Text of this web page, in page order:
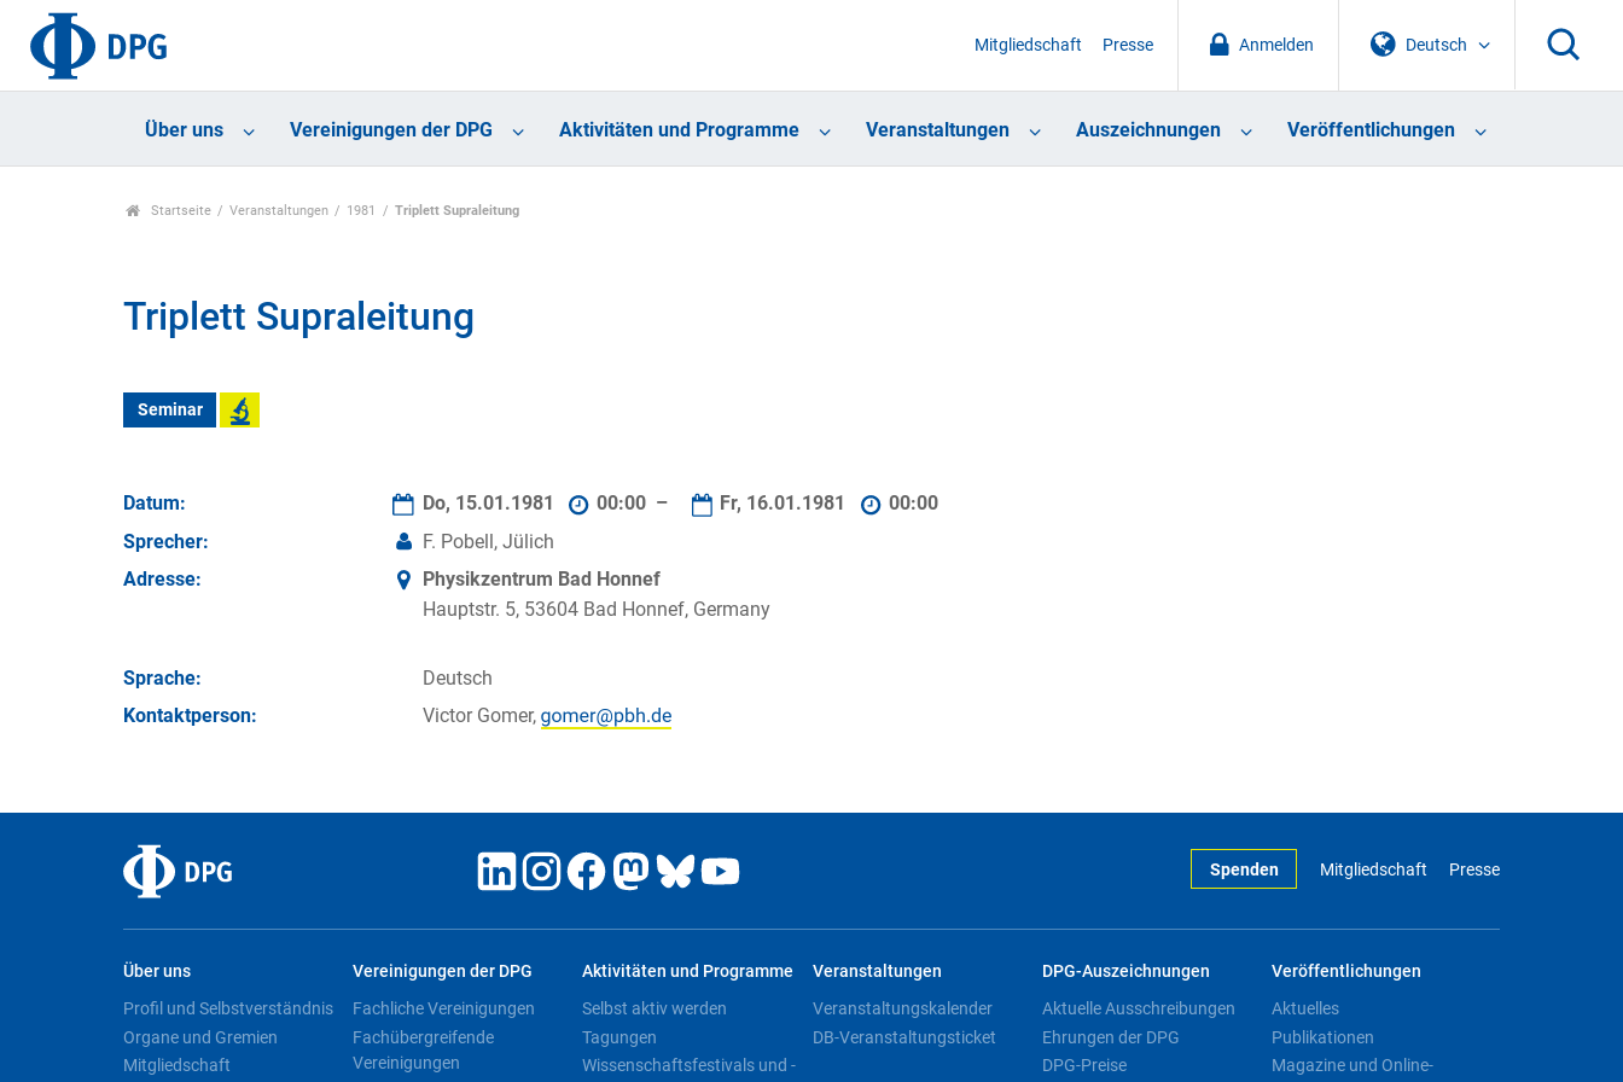
Deutsch
Anmelden
Mitgliedschaft Presse
Über uns Vereinigungen der DPG Aktivitäten und Programme Veranstaltungen Auszeichnungen Veröffentlichungen
Startseite Veranstaltungen 1981 Triplett Supraleitung
Triplett Supraleitung
Seminar
Datum: Do, 15.01.1981 00:00 – Fr, 16.01.1981
00:00
Sprecher:
F. Pobell, Jülich
Adresse:
Physikzentrum Bad Honnef
Hauptstr. 5, 53604 Bad Honnef, Germany
Sprache:
Deutsch
Kontakt­person:
Victor Gomer,
Spenden Mitgliedschaft Presse
Über uns
Profil und Selbstverständnis
Organe und Gremien
Mitgliedschaft
Vereinigungen der DPG
Fachliche Vereinigungen
Fachübergreifende
Vereinigungen
Aktivitäten und Programme
Selbst aktiv werden
Tagungen
Wissenschaftsfestivals und -
Veranstaltungen
Veranstaltungskalender
DB-Veranstaltungsticket
DPG-Auszeichnungen
Aktuelle Ausschreibungen
Ehrungen der DPG
DPG-Preise
Veröffentlichungen
Aktuelles
Publikationen
Magazine und Online-